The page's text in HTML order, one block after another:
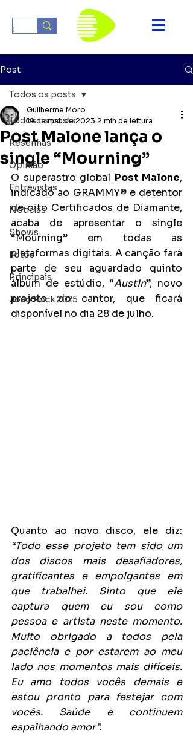
Post
Todos os posts
Resenhas
Opinião
Entrevistas
Notícias
Shows
Fotos
Principais
João Rock 2025
Todos os posts
Post Malone lança o
single “Mourning”
Guilherme Moro
19 de mai. de 2023 2 min de leitura
O superastro global Post Malone,
indicado ao GRAMMY® e detentor
de oito Certificados de Diamante,
acaba de apresentar o single
“Mourning” em todas as
plataformas digitais. A canção fará
parte de seu aguardado quinto
álbum de estúdio, “Austin”, novo
projeto do cantor, que ficará
disponível no dia 28 de julho.
“Todo esse projeto tem sido um
dos discos mais desafiadores,
gratificantes e empolgantes em
que trabalhei. Sinto que ele
captura quem eu sou como
pessoa e artista neste momento.
Muito obrigado a todos pela
paciência e por estarem ao meu
lado nos momentos mais difíceis.
Eu amo todos vocês demais e
estou pronto para festejar com
vocês. Saúde e continuem
espalhando amor”.